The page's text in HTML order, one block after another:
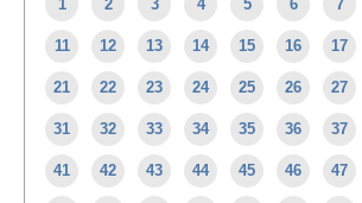
1 2 3 4 5 6 7
11 12 13 14 15 16 17
21 22 23 24 25 26 27
31 32 33 34 35 36 37
41 42 43 44 45 46 47